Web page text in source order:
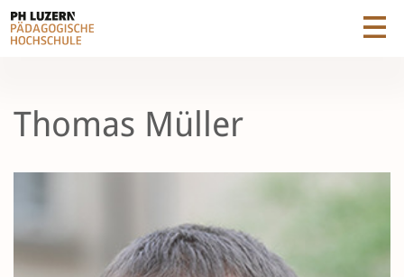
Thomas Müller